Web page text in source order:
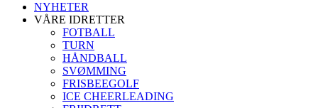
NYHETER
VÅRE IDRETTER
FOTBALL
TURN
HÅNDBALL
SVØMMING
FRISBEEGOLF
ICE CHEERLEADING